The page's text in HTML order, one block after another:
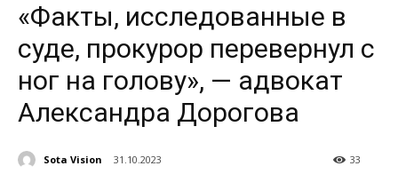
«Факты, исследованные в
суде, прокурор перевернул с
ног на голову», — адвокат
Александра Дорогова
Sota Vision 31.10.2023 33